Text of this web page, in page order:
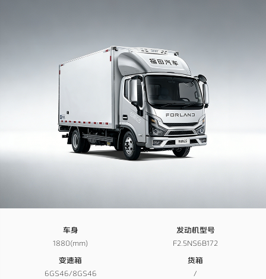
车身
1880(mm)
发动机型号
F2.5NS6B172
变速箱
6GS46/8GS46
货箱
/